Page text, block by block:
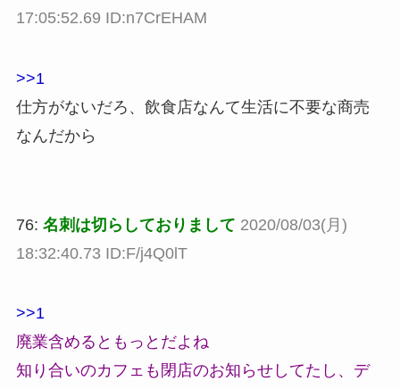
17:05:52.69 ID:n7CrEHAM
>>1
仕方がないだろ、飲食店なんて生活に不要な商売
なんだから
76: 名刺は切らしておりまして 2020/08/03(月)
18:32:40.73 ID:F/j4Q0lT
>>1
廃業含めるともっとだよね
知り合いのカフェも閉店のお知らせしてたし、デ